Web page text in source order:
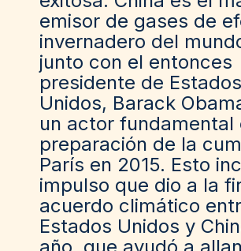
emisor de gases de
invernadero del
junto con el entonces
presidente de Estados
Unidos, Barack
un actor fundamental
preparación de la
París en 2015. Esto
impulso que dio a la
acuerdo climático
Estados Unidos y